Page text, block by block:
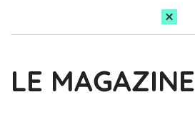
LE MAGAZINE